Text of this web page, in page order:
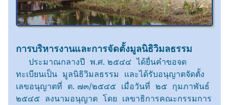
การบริหารงานและการจัดตั้งมูลนิธิวิมลธรรม
ประมาณกลางปี พ.ศ. ๒๕๔๔ ได้ยื่นคำขอจด
ทะเบียนเป็น มูลนิธิวิมลธรรม และได้รับอนุญาตจัดตั้ง
เลขอนุญาตที่ ต. ๗๓/๒๕๔๕ เมื่อวันที่ ๒๕ กุมภาพันธ์
๒๕๔๕ ลงนามอนุญาต โดย เลขาธิการคณะกรรมการ